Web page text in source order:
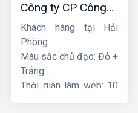
Công ty CP Công
nghệ PCCC Bắc Hà
Khách hàng tại Hải
Phòng
Màu sắc chủ đạo: Đỏ +
Trắng
Thời gian làm web: 10